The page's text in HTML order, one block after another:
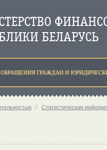
ОБРАЩЕНИЯ ГРАЖДАН И
⁄ Статистическая